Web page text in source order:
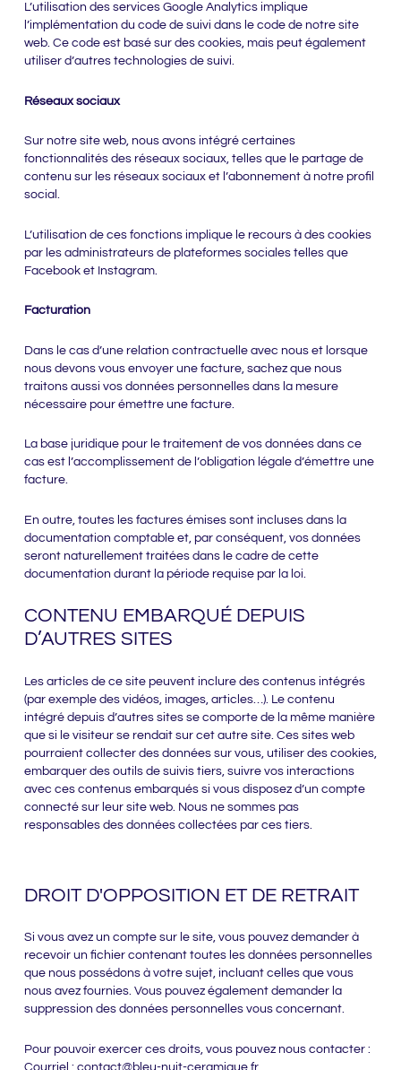
L’utilisation des services Google Analytics implique
l’implémentation du code de suivi dans le code de notre site
web. Ce code est basé sur des cookies, mais peut également
utiliser d’autres technologies de suivi.
Réseaux sociaux
Sur notre site web, nous avons intégré certaines
fonctionnalités des réseaux sociaux, telles que le partage de
contenu sur les réseaux sociaux et l’abonnement à notre profil
social.
L’utilisation de ces fonctions implique le recours à des cookies
par les administrateurs de plateformes sociales telles que
Facebook et Instagram.
Facturation
Dans le cas d’une relation contractuelle avec nous et lorsque
nous devons vous envoyer une facture, sachez que nous
traitons aussi vos données personnelles dans la mesure
nécessaire pour émettre une facture.
La base juridique pour le traitement de vos données dans ce
cas est l’accomplissement de l’obligation légale d’émettre une
facture.
En outre, toutes les factures émises sont incluses dans la
documentation comptable et, par conséquent, vos données
seront naturellement traitées dans le cadre de cette
documentation durant la période requise par la loi.
CONTENU EMBARQUÉ DEPUIS
D’AUTRES SITES
Les articles de ce site peuvent inclure des contenus intégrés
(par exemple des vidéos, images, articles…). Le contenu
intégré depuis d’autres sites se comporte de la même manière
que si le visiteur se rendait sur cet autre site. Ces sites web
pourraient collecter des données sur vous, utiliser des cookies,
embarquer des outils de suivis tiers, suivre vos interactions
avec ces contenus embarqués si vous disposez d’un compte
connecté sur leur site web. Nous ne sommes pas
responsables des données collectées par ces tiers.
DROIT D'OPPOSITION ET DE RETRAIT
Si vous avez un compte sur le site, vous pouvez demander à
recevoir un fichier contenant toutes les données personnelles
que nous possédons à votre sujet, incluant celles que vous
nous avez fournies. Vous pouvez également demander la
suppression des données personnelles vous concernant.
Pour pouvoir exercer ces droits, vous pouvez nous contacter :
Courriel : contact@bleu-nuit-ceramique.fr